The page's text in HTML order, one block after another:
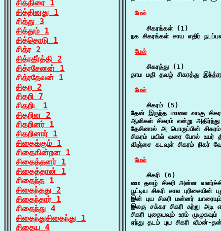
சித்திரை 1
சித்தினது 1
சித்து 3
சித்தும் 1
சித்தொடு 1
சித்ர 2
சித்ரகீர்த்தி 2
சித்ரசேனன் 1
சித்ரதேவன் 1
சிதற 2
சிதறி 7
சிதறிட 1
சிதறின 2
சிதறினர் 1
சிதறினார் 1
சிதைக்கும் 1
சிதைகின்றன 1
சிதைத்தனர் 1
சிதைத்தான் 1
சிதைந்த 1
சிதைந்தது 2
சிதைந்தார் 1
சிதைந்து 4
சிதைந்துசிதைந்து 1
சிதைய 4
மேல்
    சிகரங்கள் (1)
நக சிகரங்கள் சாய எதிர்
மேல்
    சிகரத்து (1)
தாம மதி தவழ் சிகரத்து
மேல்
    சிகரம் (5)
தேன் இருந்த மாலை வாகு
ஆளிகள் சிகரம் என்று
தேசினால் அ பொருப்பின்
சிகரம் பயில் வரை போல் உயர்
விஞ்சை கடவுள் சிகரம் நிகர்
மேல்
    சிகரி (6)
மை தவழ் சிகரி அன்ன
பூட்டிய சிகரி சால
இன் புய சிகரி மன்னர்
இலகு சக்கர சிகரி சுற்று
சிகரி புதையவும் உரம்
ஏந்து தடம் புய சிகரி